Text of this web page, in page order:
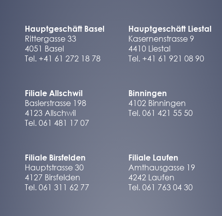
Hauptgeschäft Basel
Rittergasse 33
4051 Basel
Tel. +41 61 272 18 78
Hauptgeschäft Liestal
Kasernenstrasse 9
4410 Liestal
Tel. +41 61 921 08 90
Filiale Allschwil
Baslerstrasse 198
4123 Allschwil
Tel. 061 481 17 07
Binningen
4102 Binningen
Tel. 061 421 55 50
Filiale Birsfelden
Hauptstrasse 30
4127 Birsfelden
Tel. 061 311 62 77
Filiale Laufen
Amthausgasse 19
4242 Laufen
Tel. 061 763 04 30